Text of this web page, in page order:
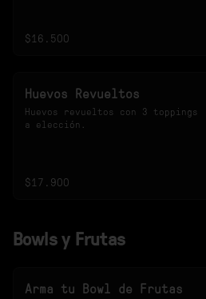
$16.500
Huevos Revueltos
Huevos revueltos con 3 toppings
a elección.
$17.900
Bowls y Frutas
Arma tu Bowl de Frutas